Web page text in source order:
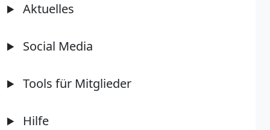
Aktuelles
Social Media
Tools für Mitglieder
Hilfe